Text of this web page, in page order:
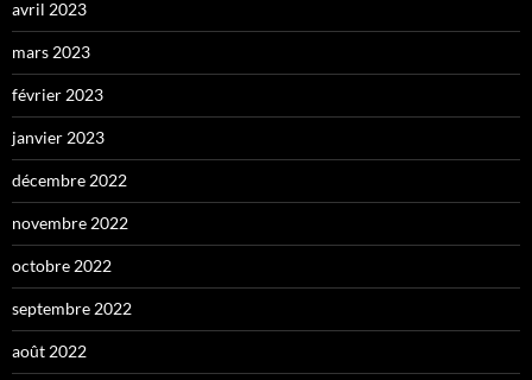
avril 2023
mars 2023
février 2023
janvier 2023
décembre 2022
novembre 2022
octobre 2022
septembre 2022
août 2022